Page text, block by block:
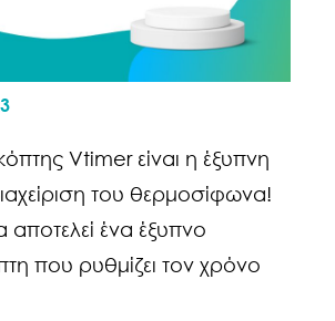
Vtimer είναι η έξυπνη
του θερμοσίφωνα!
αποτελεί ένα έξυπνο
που ρυθμίζει τον χρόνο